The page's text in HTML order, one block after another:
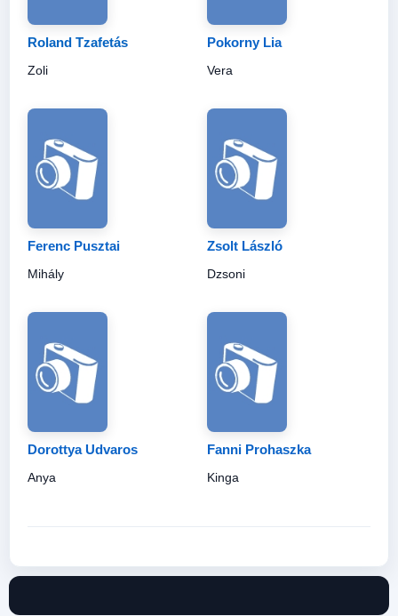
Roland Tzafetás
Zoli
Pokorny Lia
Vera
Ferenc Pusztai
Mihály
Zsolt László
Dzsoni
Dorottya Udvaros
Anya
Fanni Prohaszka
Kinga